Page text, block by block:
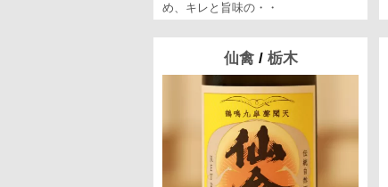
め、キレと旨味の・・
仙禽 / 栃木